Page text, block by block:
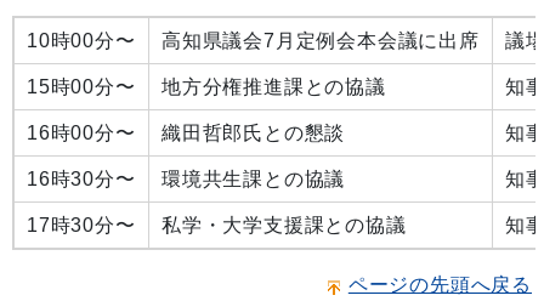
10時00分〜 高知県議会7月定例会本会議に出席 議
15時00分〜 地方分権推進課との協議 知
16時00分〜 織田哲郎氏との懇談 知
16時30分〜 環境共生課との協議 知
17時30分〜 私学・大学支援課との協議 知
ページの先頭へ戻る